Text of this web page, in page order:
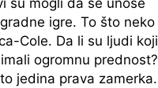
igre. To što neko
Cole. Da li su ljudi koji
ogromnu prednost?
jedina prava zamerka.